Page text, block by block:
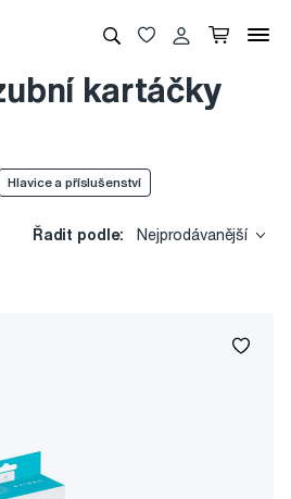
kartáčky
Hlavice a příslušenství
Řadit podle: Nejprodávanější